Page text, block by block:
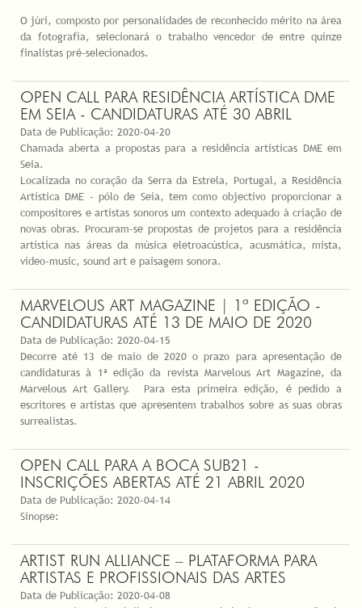
O júri, composto por personalidades de reconhecido mérito na área
da fotografia, selecionará o trabalho vencedor de entre quinze
finalistas pré-selecionados.
OPEN CALL PARA RESIDÊNCIA ARTÍSTICA DME
EM SEIA - CANDIDATURAS ATÉ 30 ABRIL
Data de Publicação: 2020-04-20
Chamada aberta a propostas para a residência artísticas DME em
Seia.
Localizada no coração da Serra da Estrela, Portugal, a Residência
Artística DME - pólo de Seia, tem como objectivo proporcionar a
compositores e artistas sonoros um contexto adequado à criação de
novas obras. Procuram-se propostas de projetos para a residência
artística nas áreas da música eletroacústica, acusmática, mista,
video-music, sound art e paisagem sonora.
MARVELOUS ART MAGAZINE | 1ª EDIÇÃO -
CANDIDATURAS ATÉ 13 DE MAIO DE 2020
Data de Publicação: 2020-04-15
Decorre até 13 de maio de 2020 o prazo para apresentação de
candidaturas à 1ª edição da revista Marvelous Art Magazine, da
Marvelous Art Gallery. Para esta primeira edição, é pedido a
escritores e artistas que apresentem trabalhos sobre as suas obras
surrealistas.
OPEN CALL PARA A BOCA SUB21 -
INSCRIÇÕES ABERTAS ATÉ 21 ABRIL 2020
Data de Publicação: 2020-04-14
Sinopse:
ARTIST RUN ALLIANCE – PLATAFORMA PARA
ARTISTAS E PROFISSIONAIS DAS ARTES
Data de Publicação: 2020-04-08